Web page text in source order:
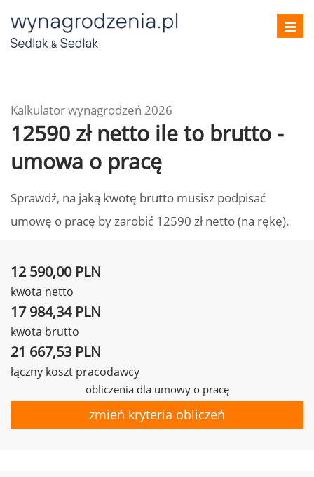
Kalkulator wynagrodzeń 2026
12590 zł netto ile to brutto -
umowa o pracę
Sprawdź, na jaką kwotę brutto musisz podpisać
umowę o pracę by zarobić 12590 zł netto (na rękę).
12 590,00 PLN
kwota netto
17 984,34 PLN
kwota brutto
21 667,53 PLN
łączny koszt pracodawcy
obliczenia dla umowy o pracę
zmień kryteria obliczeń